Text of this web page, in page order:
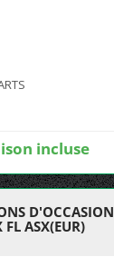
incluse
D'OCCASION
ASX(EUR)